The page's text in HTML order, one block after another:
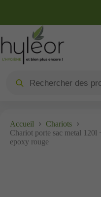
Accueil
Chariots
Chariot porte sac metal 120l
epoxy rouge